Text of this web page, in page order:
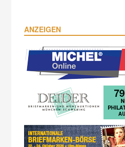
ANZEIGEN